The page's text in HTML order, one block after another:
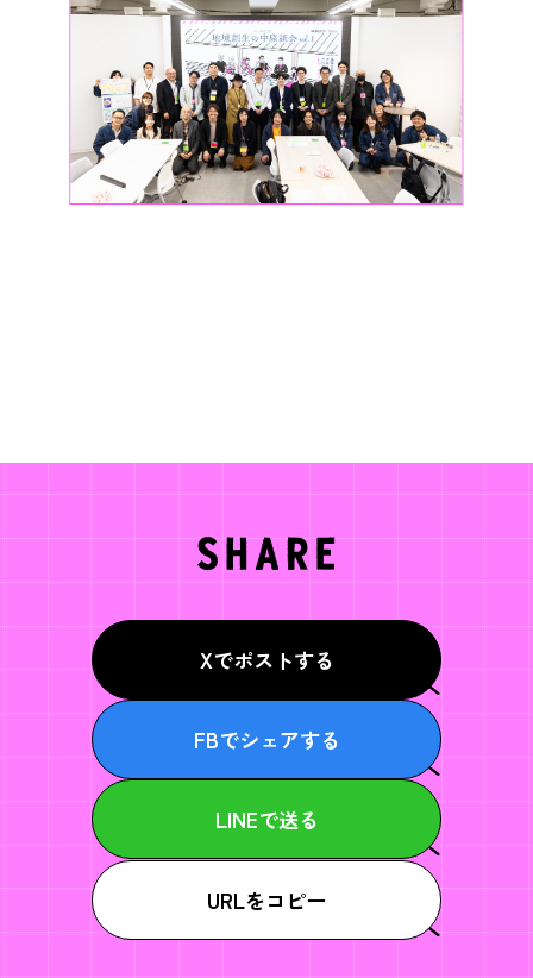
Xでポストする
FBでシェアする
LINEで送る
URLをコピー